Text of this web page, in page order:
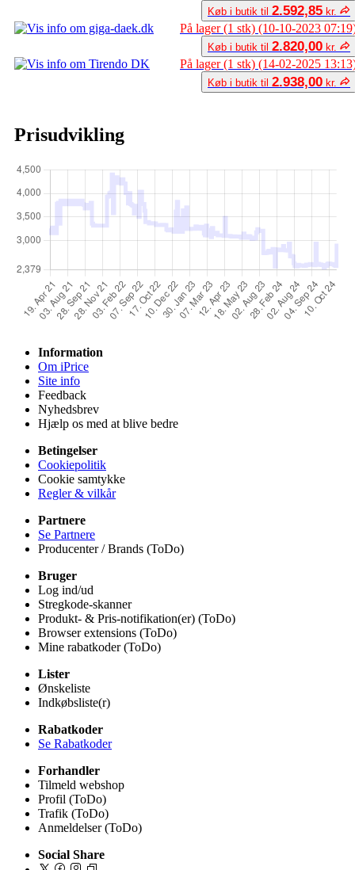
Køb i butik til 2.592,85 kr.
På lager (1 stk) (10-10-2023
Køb i butik til 2.820,00 kr.
På lager (1 stk) (14-02-2025
Køb i butik til 2.938,00 kr.
Prisudvikling
Information
Om iPrice
Site info
Feedback
Nyhedsbrev
Hjælp os med at blive bedre
Betingelser
Cookiepolitik
Cookie samtykke
Regler & vilkår
Partnere
Se Partnere
Producenter / Brands (ToDo)
Bruger
Log ind/ud
Stregkode-skanner
Produkt- & Pris-notifikation(er) (ToDo)
Browser extensions (ToDo)
Mine rabatkoder (ToDo)
Lister
Ønskeliste
Indkøbsliste(r)
Rabatkoder
Se Rabatkoder
Forhandler
Tilmeld webshop
Profil (ToDo)
Trafik (ToDo)
Anmeldelser (ToDo)
Social Share